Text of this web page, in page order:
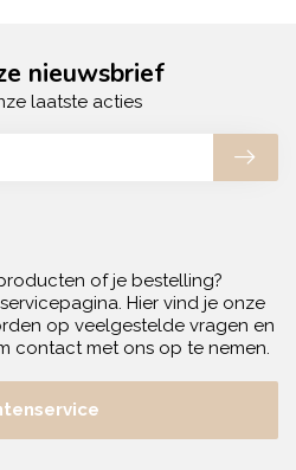
of je bestelling?
Hier vind je onze
op veelgestelde vragen en
contact met ons op te nemen.
nieuwsbrief
laatste acties